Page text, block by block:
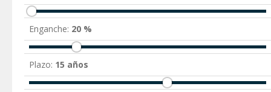
Enganche: 20 %
Plazo: 15 años